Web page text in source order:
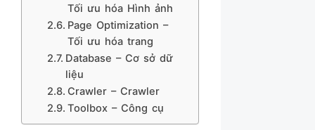
Tối ưu hóa Hình ảnh
Page Optimization –
Tối ưu hóa trang
Database – Cơ sở dữ
liệu
Crawler – Crawler
Toolbox – Công cụ